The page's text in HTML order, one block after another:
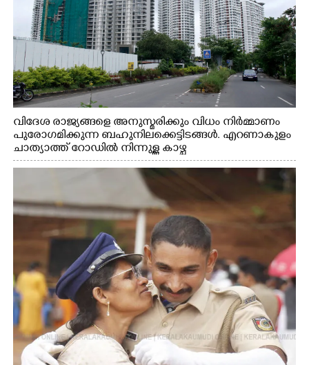
വിദേശ രാജ്യങ്ങളെ അനുസ്മരിക്കും വിധം നിർമ്മാണം
പുരോഗമിക്കുന്ന ബഹുനിലക്കെട്ടിടങ്ങൾ. എറണാകുളം
ചാത്യാത്ത് റോഡിൽ നിന്നുള്ള കാഴ്ച